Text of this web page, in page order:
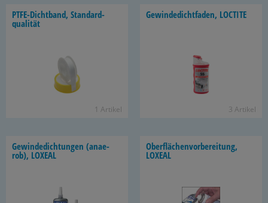
PTFE-​Dichtband, Stan­dard­
qua­li­tät
1 Ar­ti­kel
Ge­win­de­dicht­fa­den, LOC­TI­TE
3 Ar­ti­kel
Ge­win­de­dich­tun­gen (an­ae­
rob), LO­XE­AL
Ober­flä­chen­vor­be­rei­tung,
LO­XE­AL